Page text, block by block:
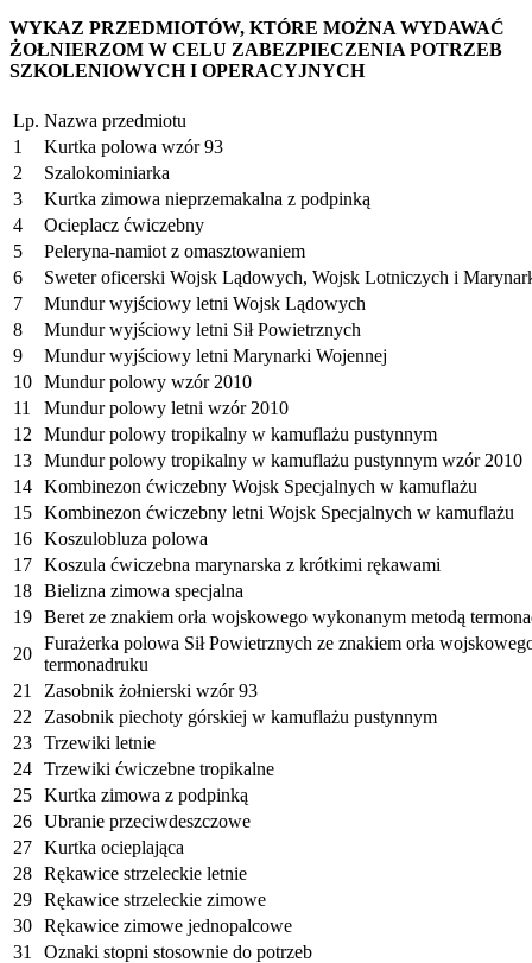
WYKAZ PRZEDMIOTÓW, KTÓRE MOŻNA WYDAWAĆ
ŻOŁNIERZOM W CELU ZABEZPIECZENIA POTRZEB
SZKOLENIOWYCH I OPERACYJNYCH
Lp. Nazwa przedmiotu
1
Kurtka polowa wzór 93
2
Szalokominiarka
3
Kurtka zimowa nieprzemakalna z podpinką
4
Ocieplacz ćwiczebny
5
Peleryna-namiot z omasztowaniem
6
Sweter oficerski Wojsk Lądowych, Wojsk Lotniczych i
7
Mundur wyjściowy letni Wojsk Lądowych
8
Mundur wyjściowy letni Sił Powietrznych
9
Mundur wyjściowy letni Marynarki Wojennej
10 Mundur polowy wzór 2010
11
Mundur polowy letni wzór 2010
12
Mundur polowy tropikalny w kamuflażu pustynnym
13 Mundur polowy tropikalny w kamuflażu pustynnym wzór 2010
14 Kombinezon ćwiczebny Wojsk Specjalnych w kamuflażu
15 Kombinezon ćwiczebny letni Wojsk Specjalnych w kamuflażu
16 Koszulobluza polowa
17 Koszula ćwiczebna marynarska z krótkimi rękawami
18 Bielizna zimowa specjalna
19 Beret ze znakiem orła wojskowego wykonanym metodą
20
Furażerka polowa Sił Powietrznych ze znakiem orła
termonadruku
21
Zasobnik żołnierski wzór 93
22
Zasobnik piechoty górskiej w kamuflażu pustynnym
23 Trzewiki letnie
24 Trzewiki ćwiczebne tropikalne
25 Kurtka zimowa z podpinką
26 Ubranie przeciwdeszczowe
27 Kurtka ocieplająca
28 Rękawice strzeleckie letnie
29 Rękawice strzeleckie zimowe
30 Rękawice zimowe jednopalcowe
31
Oznaki stopni stosownie do potrzeb